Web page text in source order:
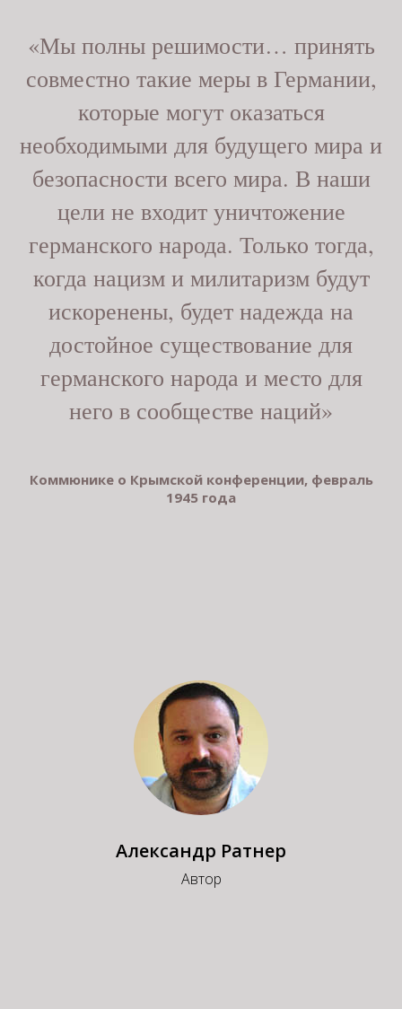
«Мы полны решимости… принять
совместно такие меры в Германии,
которые могут оказаться
необходимыми для будущего мира и
безопасности всего мира. В наши
цели не входит уничтожение
германского народа. Только тогда,
когда нацизм и милитаризм будут
искоренены, будет надежда на
достойное существование для
германского народа и место для
него в сообществе наций»
Коммюнике о Крымской конференции, февраль
1945 года
Александр Ратнер
Автор